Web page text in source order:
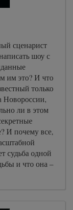
сценарист
шоу с
им это? И что
только
Новороссии,
ли в этом
И почему все,
судьба одной
и что она –